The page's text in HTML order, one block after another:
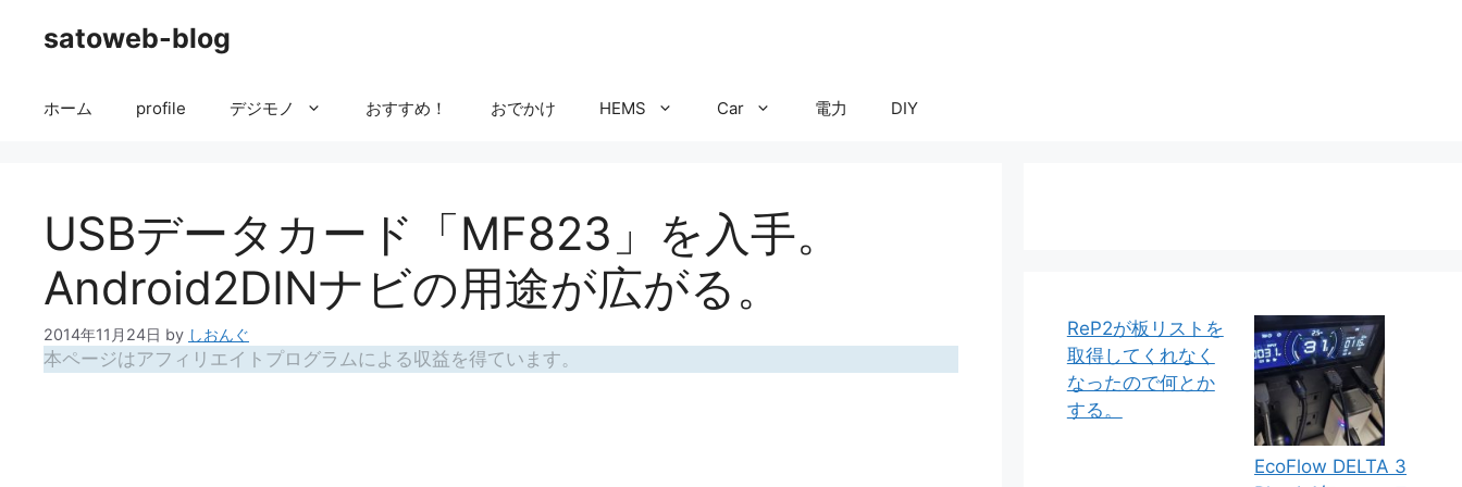
satoweb-blog
ホーム profile デジモノ おすすめ！ おでかけ HEMS Car 電力 DIY
USBデータカード「MF823」を入手。
Android2DINナビの用途が広がる。
2014年11月24日 by しおんぐ
本ページはアフィリエイトプログラムによる収益を得ています。
ReP2が板リストを
取得してくれなく
なったので何とか
する。
EcoFlow DELTA 3